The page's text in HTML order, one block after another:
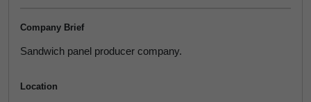
Company Brief
Sandwich panel producer company.
Location